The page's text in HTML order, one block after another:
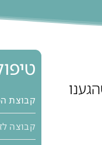
קבוצת
קבוצה